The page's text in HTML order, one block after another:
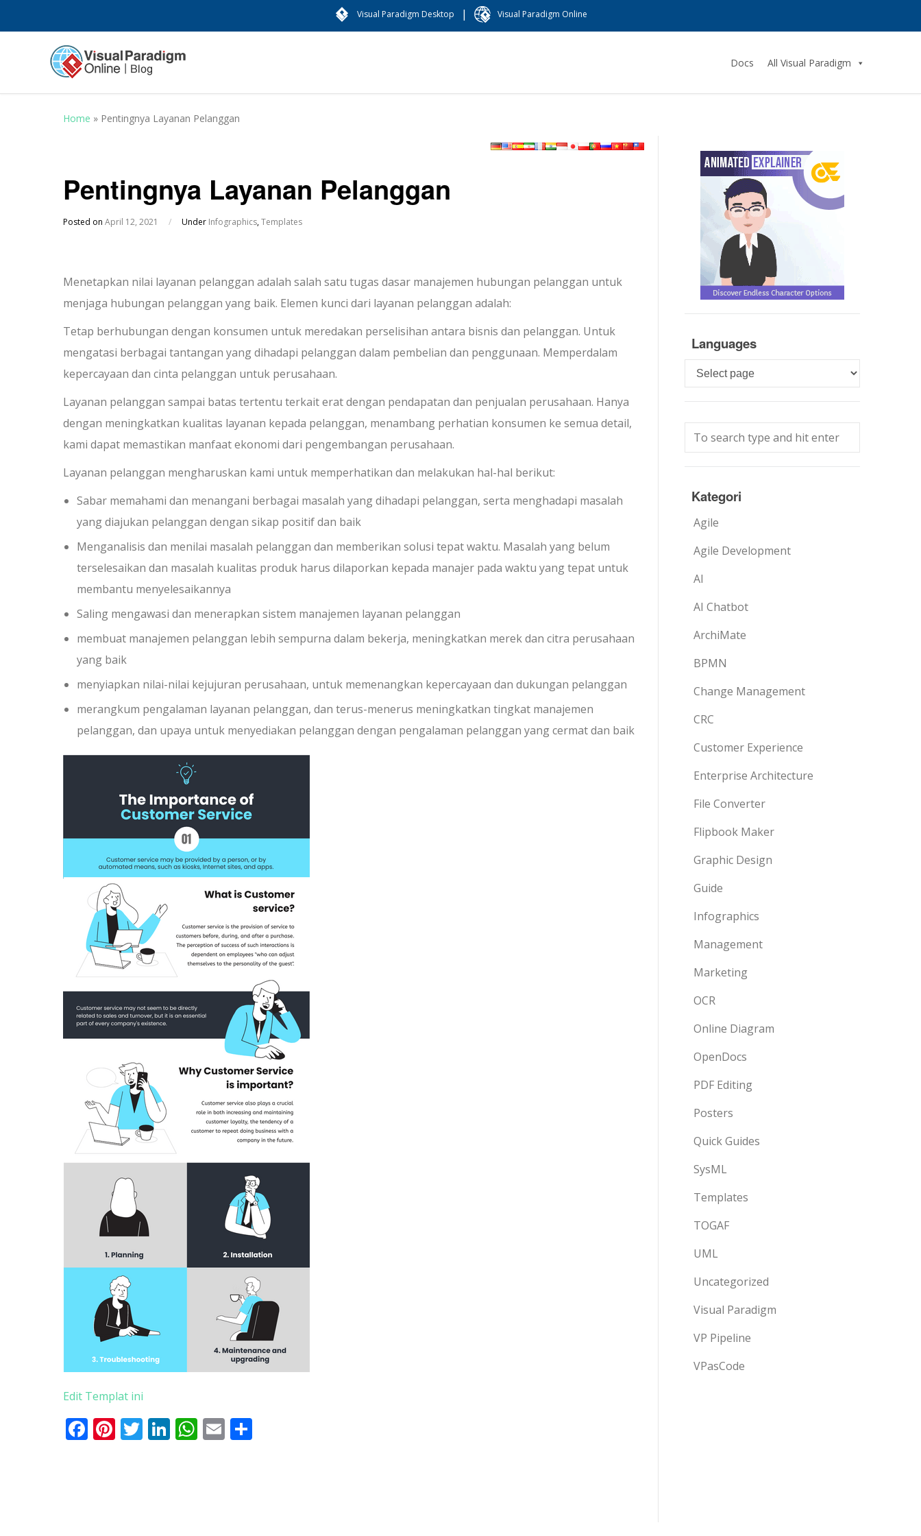
Visual Paradigm Desktop | Visual Paradigm Online
Docs All Visual Paradigm
Home » Pentingnya Layanan Pelanggan
Pentingnya Layanan Pelanggan
Posted on April 12, 2021 / Under Infographics,Templates
Menetapkan nilai layanan pelanggan adalah salah satu tugas dasar manajemen hubungan pelanggan untuk
menjaga hubungan pelanggan yang baik. Elemen kunci dari layanan pelanggan adalah:
Tetap berhubungan dengan konsumen untuk meredakan perselisihan antara bisnis dan pelanggan. Untuk
mengatasi berbagai tantangan yang dihadapi pelanggan dalam pembelian dan penggunaan. Memperdalam
kepercayaan dan cinta pelanggan untuk perusahaan.
Layanan pelanggan sampai batas tertentu terkait erat dengan pendapatan dan penjualan perusahaan. Hanya
dengan meningkatkan kualitas layanan kepada pelanggan, menambang perhatian konsumen ke semua detail,
kami dapat memastikan manfaat ekonomi dari pengembangan perusahaan.
Layanan pelanggan mengharuskan kami untuk memperhatikan dan melakukan hal-hal berikut:
Sabar memahami dan menangani berbagai masalah yang dihadapi pelanggan, serta menghadapi masalah
yang diajukan pelanggan dengan sikap positif dan baik
Menganalisis dan menilai masalah pelanggan dan memberikan solusi tepat waktu. Masalah yang belum
terselesaikan dan masalah kualitas produk harus dilaporkan kepada manajer pada waktu yang tepat untuk
membantu menyelesaikannya
Saling mengawasi dan menerapkan sistem manajemen layanan pelanggan
membuat manajemen pelanggan lebih sempurna dalam bekerja, meningkatkan merek dan citra perusahaan
yang baik
menyiapkan nilai-nilai kejujuran perusahaan, untuk memenangkan kepercayaan dan dukungan pelanggan
merangkum pengalaman layanan pelanggan, dan terus-menerus meningkatkan tingkat manajemen
pelanggan, dan upaya untuk menyediakan pelanggan dengan pengalaman pelanggan yang cermat dan baik
Edit Templat ini
Facebook
Pinterest
Twitter
LinkedIn
WhatsApp
Email
Languages
Languages
Kategori
Agile
Agile Development
AI
AI Chatbot
ArchiMate
BPMN
Change Management
CRC
Customer Experience
Enterprise Architecture
File Converter
Flipbook Maker
Graphic Design
Guide
Infographics
Management
Marketing
OCR
Online Diagram
OpenDocs
PDF Editing
Posters
Quick Guides
SysML
Templates
TOGAF
UML
Uncategorized
Visual Paradigm
VP Pipeline
VPasCode